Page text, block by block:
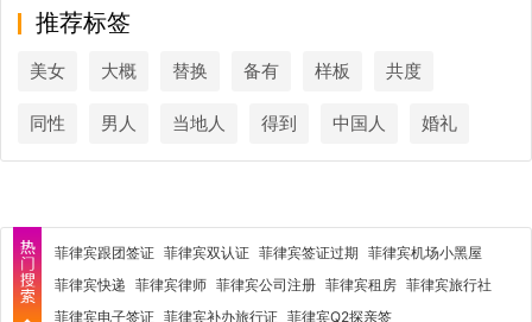
推荐标签
美女 大概 替换 备有 样板 共度
同性 男人 当地人 得到 中国人 婚礼
菲律宾跟团签证 菲律宾双认证 菲律宾签证过期 菲律宾机场小黑屋
菲律宾快递 菲律宾律师 菲律宾公司注册 菲律宾租房 菲律宾旅行社
菲律宾电子签证 菲律宾补办旅行证 菲律宾Q2探亲签